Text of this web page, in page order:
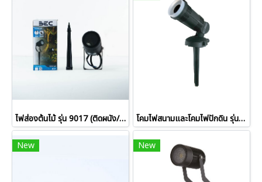
ไฟส่องต้นไม้ รุ่น 9017 (ติดผนัง/ปักดิน) ขั้ว MR16 GX5.3 โคมไฟสนามและโคมไฟปักดิน รุ่น 1220
New New